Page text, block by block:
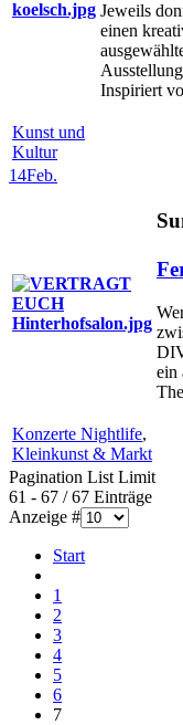
Jeweils
einen
Inspiriert
Kunst und
Kultur
14Feb.
ein
Konzerte Nightlife,
Kleinkunst & Markt
Pagination List Limit
61 - 67 / 67 Einträge
Anzeige #
Start
1
2
3
4
5
6
7